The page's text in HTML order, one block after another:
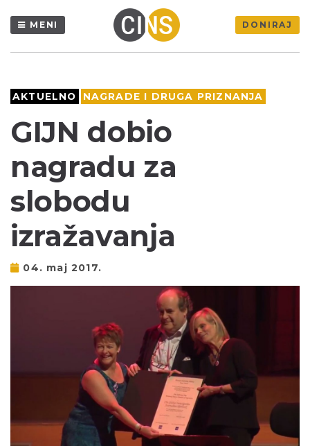
MENI DONIRAJ
AKTUELNO NAGRADE I DRUGA PRIZNANJA
GIJN dobio
nagradu za
slobodu
izražavanja
04. maj 2017.